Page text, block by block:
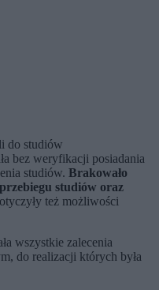
do studiów
bez weryfikacji posiadania
studiów. Brakowało
studiów oraz
też możliwości
wszystkie zalecenia
do realizacji których była